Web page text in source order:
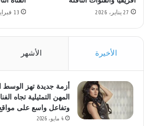
27 يناير، 2026 13 فبراير، 2026
الأخيرة الأشهر
أزمة جديدة تهز
المهن التمثيلية تجاه
وتفاعل واسع على
4 مايو، 2026